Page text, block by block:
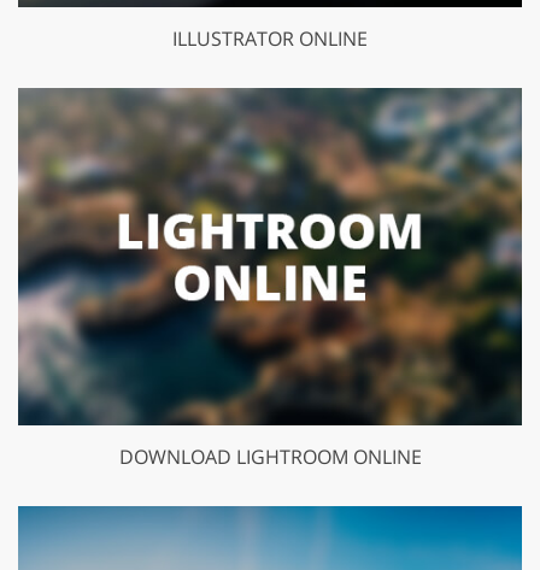
ILLUSTRATOR ONLINE
DOWNLOAD LIGHTROOM ONLINE